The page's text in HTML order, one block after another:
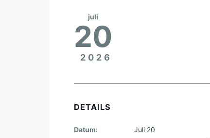
juli
20
2026
DETAILS
Datum: Juli 20